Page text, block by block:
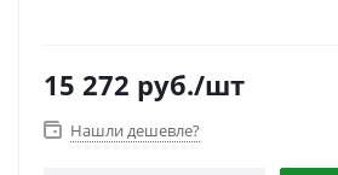
15 272 руб./шт
Нашли дешевле?